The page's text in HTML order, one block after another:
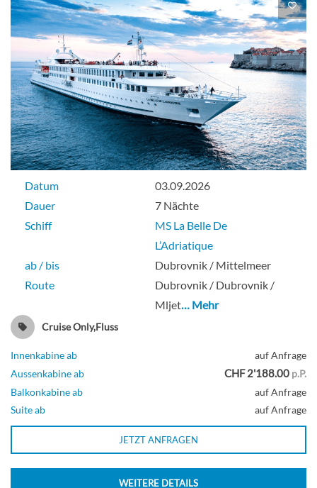
Datum
03.09.2026
Dauer
7 Nächte
Schiff
MS La Belle De
L’Adriatique
ab / bis
Dubrovnik / Mittelmeer
Route
Dubrovnik / Dubrovnik /
Mljet… Mehr
Cruise Only,Fluss
Innenkabine ab
auf Anfrage
Aussenkabine ab
CHF 2'188.00 p.P.
Balkonkabine ab
auf Anfrage
Suite ab
auf Anfrage
JETZT ANFRAGEN
WEITERE DETAILS